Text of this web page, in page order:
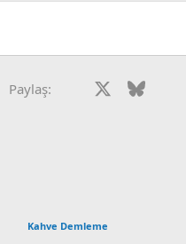
Paylaş: Facebook Bluesky
Kahve Demleme